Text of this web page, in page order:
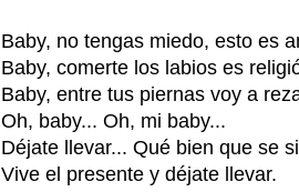
Baby, no tengas miedo, esto es
Baby, comerte los labios es
Baby, entre tus piernas voy a
Oh, baby... Oh, mi baby...
Déjate llevar... Qué bien que se
Vive el presente y déjate llevar.